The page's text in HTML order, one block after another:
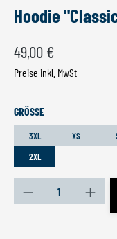
Hoodie
Regulärer Preis:
49,00 €
Preise inkl. MwSt
GRÖSSE AUSWÄHLEN
3XL XS
2XL
Produkt Anzahl: